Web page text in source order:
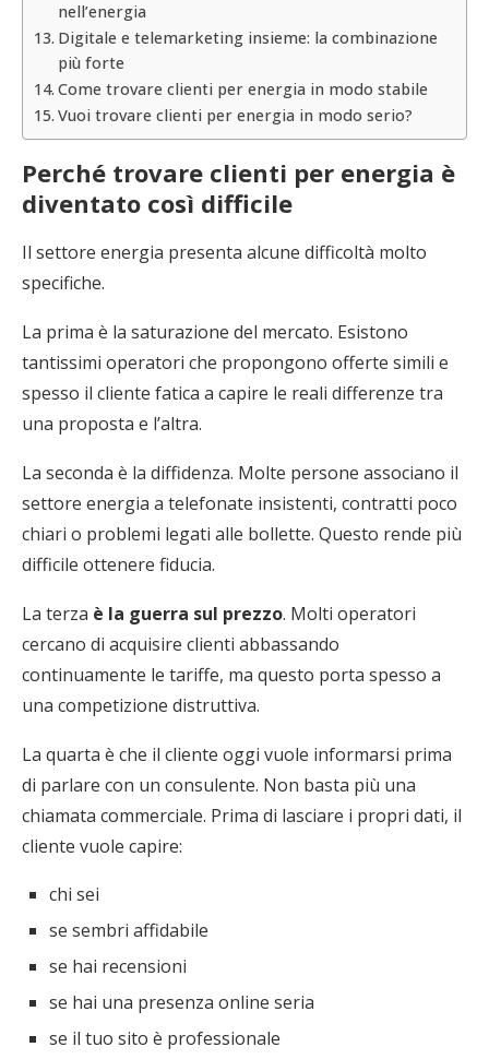
nell’energia
Digitale e telemarketing insieme: la combinazione
più forte
Come trovare clienti per energia in modo stabile
Vuoi trovare clienti per energia in modo serio?
Perché trovare clienti per energia è
diventato così difficile
Il settore energia presenta alcune difficoltà molto
specifiche.
La prima è la saturazione del mercato. Esistono
tantissimi operatori che propongono offerte simili e
spesso il cliente fatica a capire le reali differenze tra
una proposta e l’altra.
La seconda è la diffidenza. Molte persone associano il
settore energia a telefonate insistenti, contratti poco
chiari o problemi legati alle bollette. Questo rende più
difficile ottenere fiducia.
La terza è la guerra sul prezzo. Molti operatori
cercano di acquisire clienti abbassando
continuamente le tariffe, ma questo porta spesso a
una competizione distruttiva.
La quarta è che il cliente oggi vuole informarsi prima
di parlare con un consulente. Non basta più una
chiamata commerciale. Prima di lasciare i propri dati, il
cliente vuole capire:
chi sei
se sembri affidabile
se hai recensioni
se hai una presenza online seria
se il tuo sito è professionale